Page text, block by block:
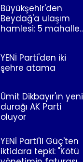
Büyükşehir'den
Beydağ'a ulaşım
hamlesi: 5 mahalle
YENİ Parti'den iki
şehre atama
Ümit Dikbayır'ın yeni
durağı AK Parti
oluyor
YENİ Parti'li Güç'ten
iktidara tepki: "Kötü